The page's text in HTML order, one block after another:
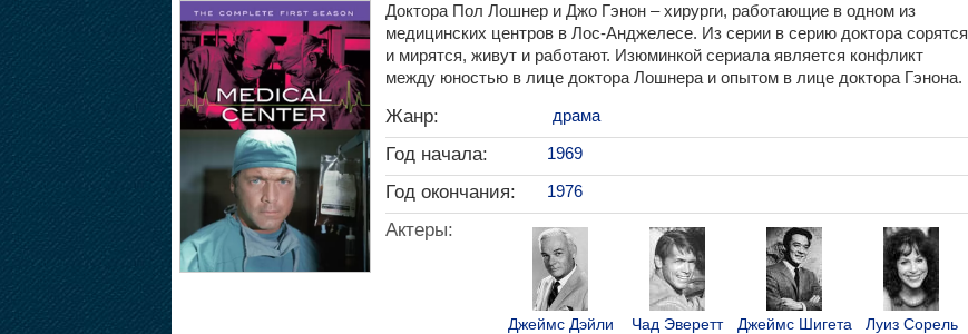
Доктора Пол Лошнер и Джо Гэнон – хирурги, работающие в одном из
медицинских центров в Лос-Анджелесе. Из серии в серию доктора сорятся
и мирятся, живут и работают. Изюминкой сериала является конфликт
между юностью в лице доктора Лошнера и опытом в лице доктора Гэнона.
Жанр: драма
Год начала: 1969
Год окончания: 1976
Актеры:
Джеймс Дэйли Чад Эверетт Джеймс Шигета Луиз Сорель